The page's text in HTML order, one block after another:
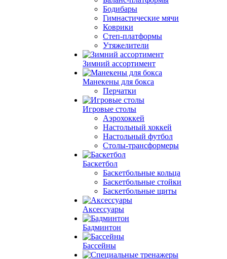
Бодибары
Гимнастические мячи
Коврики
Степ-платформы
Утяжелители
Зимний ассортимент
Манекены для бокса
Перчатки
Игровые столы
Аэрохоккей
Настольный хоккей
Настольный футбол
Столы-трансформеры
Баскетбол
Баскетбольные кольца
Баскетбольные стойки
Баскетбольные щиты
Аксессуары
Бадминтон
Бассейны